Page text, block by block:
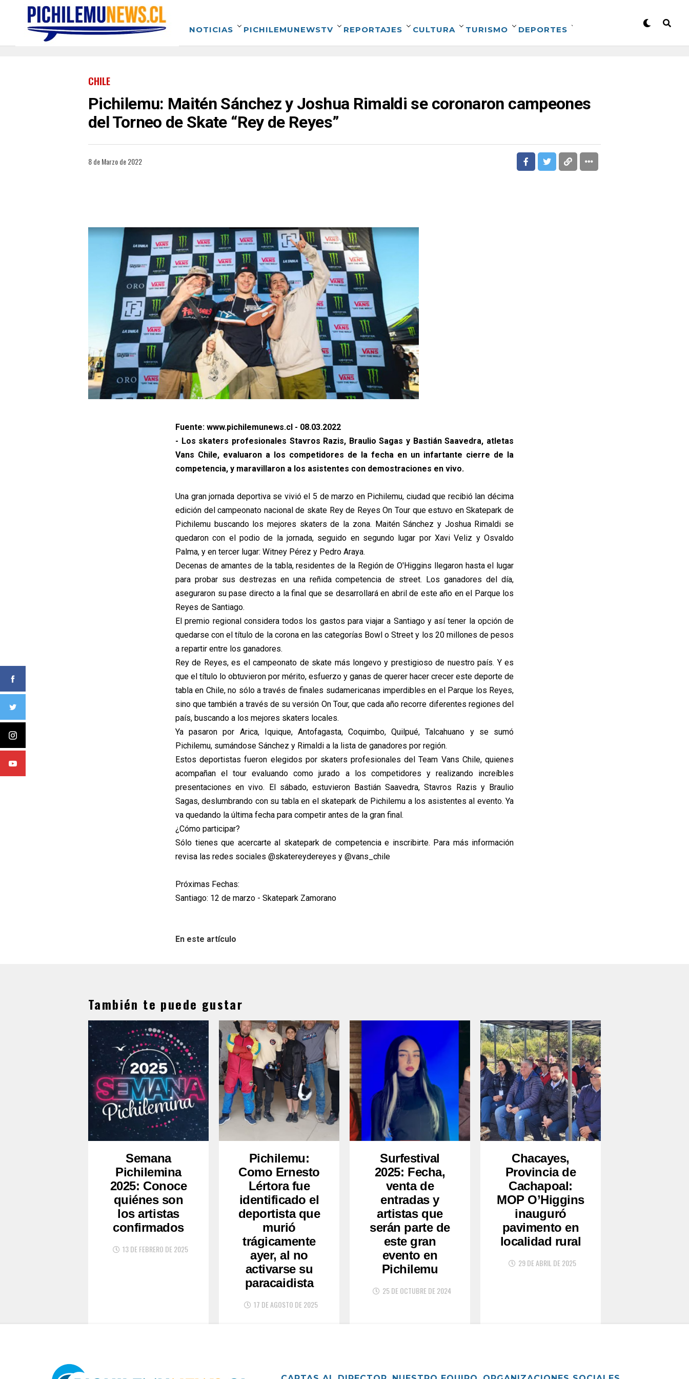
NOTICIAS PICHILEMUNEWSTV REPORTAJES CULTURA TURISMO DEPORTES
CHILE
Pichilemu: Maitén Sánchez y Joshua Rimaldi se coronaron campeones
del Torneo de Skate “Rey de Reyes”
8 de Marzo de 2022
Fuente: www.pichilemunews.cl - 08.03.2022
- Los skaters profesionales Stavros Razis, Braulio Sagas y Bastián Saavedra, atletas
Vans Chile, evaluaron a los competidores de la fecha en un infartante cierre de la
competencia, y maravillaron a los asistentes con demostraciones en vivo.
Una gran jornada deportiva se vivió el 5 de marzo en Pichilemu, ciudad que recibió lan décima
edición del campeonato nacional de skate Rey de Reyes On Tour que estuvo en Skatepark de
Pichilemu buscando los mejores skaters de la zona. Maitén Sánchez y Joshua Rimaldi se
quedaron con el podio de la jornada, seguido en segundo lugar por Xavi Veliz y Osvaldo
Palma, y en tercer lugar: Witney Pérez y Pedro Araya.
Decenas de amantes de la tabla, residentes de la Región de O'Higgins llegaron hasta el lugar
para probar sus destrezas en una reñida competencia de street. Los ganadores del día,
aseguraron su pase directo a la final que se desarrollará en abril de este año en el Parque los
Reyes de Santiago.
El premio regional considera todos los gastos para viajar a Santiago y así tener la opción de
quedarse con el título de la corona en las categorías Bowl o Street y los 20 millones de pesos
a repartir entre los ganadores.
Rey de Reyes, es el campeonato de skate más longevo y prestigioso de nuestro país. Y es
que el título lo obtuvieron por mérito, esfuerzo y ganas de querer hacer crecer este deporte de
tabla en Chile, no sólo a través de finales sudamericanas imperdibles en el Parque los Reyes,
sino que también a través de su versión On Tour, que cada año recorre diferentes regiones del
país, buscando a los mejores skaters locales.
Ya pasaron por Arica, Iquique, Antofagasta, Coquimbo, Quilpué, Talcahuano y se sumó
Pichilemu, sumándose Sánchez y Rimaldi a la lista de ganadores por región.
Estos deportistas fueron elegidos por skaters profesionales del Team Vans Chile, quienes
acompañan el tour evaluando como jurado a los competidores y realizando increíbles
presentaciones en vivo. El sábado, estuvieron Bastián Saavedra, Stavros Razis y Braulio
Sagas, deslumbrando con su tabla en el skatepark de Pichilemu a los asistentes al evento. Ya
va quedando la última fecha para competir antes de la gran final.
¿Cómo participar?
Sólo tienes que acercarte al skatepark de competencia e inscribirte. Para más información
revisa las redes sociales @skatereydereyes y @vans_chile
Próximas Fechas:
Santiago: 12 de marzo - Skatepark Zamorano
En este artículo
También te puede gustar
Semana
Pichilemina
2025: Conoce
quiénes son
los artistas
confirmados
13 DE FEBRERO DE 2025
Pichilemu:
Como Ernesto
Lértora fue
identificado el
deportista que
murió
trágicamente
ayer, al no
activarse su
paracaidista
17 DE AGOSTO DE 2025
Surfestival
2025: Fecha,
venta de
entradas y
artistas que
serán parte de
este gran
evento en
Pichilemu
25 DE OCTUBRE DE 2024
Chacayes,
Provincia de
Cachapoal:
MOP O’Higgins
inauguró
pavimento en
localidad rural
29 DE ABRIL DE 2025